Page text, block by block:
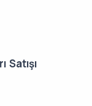
Satışı